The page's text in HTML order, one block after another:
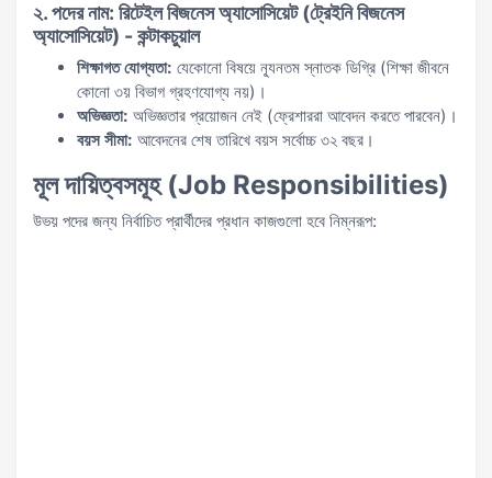
২. পদের নাম: রিটেইল বিজনেস অ্যাসোসিয়েট (ট্রেইনি বিজনেস
অ্যাসোসিয়েট) - কন্টাকচুয়াল
শিক্ষাগত যোগ্যতা: যেকোনো বিষয়ে ন্যূনতম স্নাতক ডিগ্রি (শিক্ষা জীবনে
কোনো ৩য় বিভাগ গ্রহণযোগ্য নয়)।
অভিজ্ঞতা: অভিজ্ঞতার প্রয়োজন নেই (ফ্রেশাররা আবেদন করতে পারবেন)।
বয়স সীমা: আবেদনের শেষ তারিখে বয়স সর্বোচ্চ ৩২ বছর।
মূল দায়িত্বসমূহ (Job Responsibilities)
উভয় পদের জন্য নির্বাচিত প্রার্থীদের প্রধান কাজগুলো হবে নিম্নরূপ: